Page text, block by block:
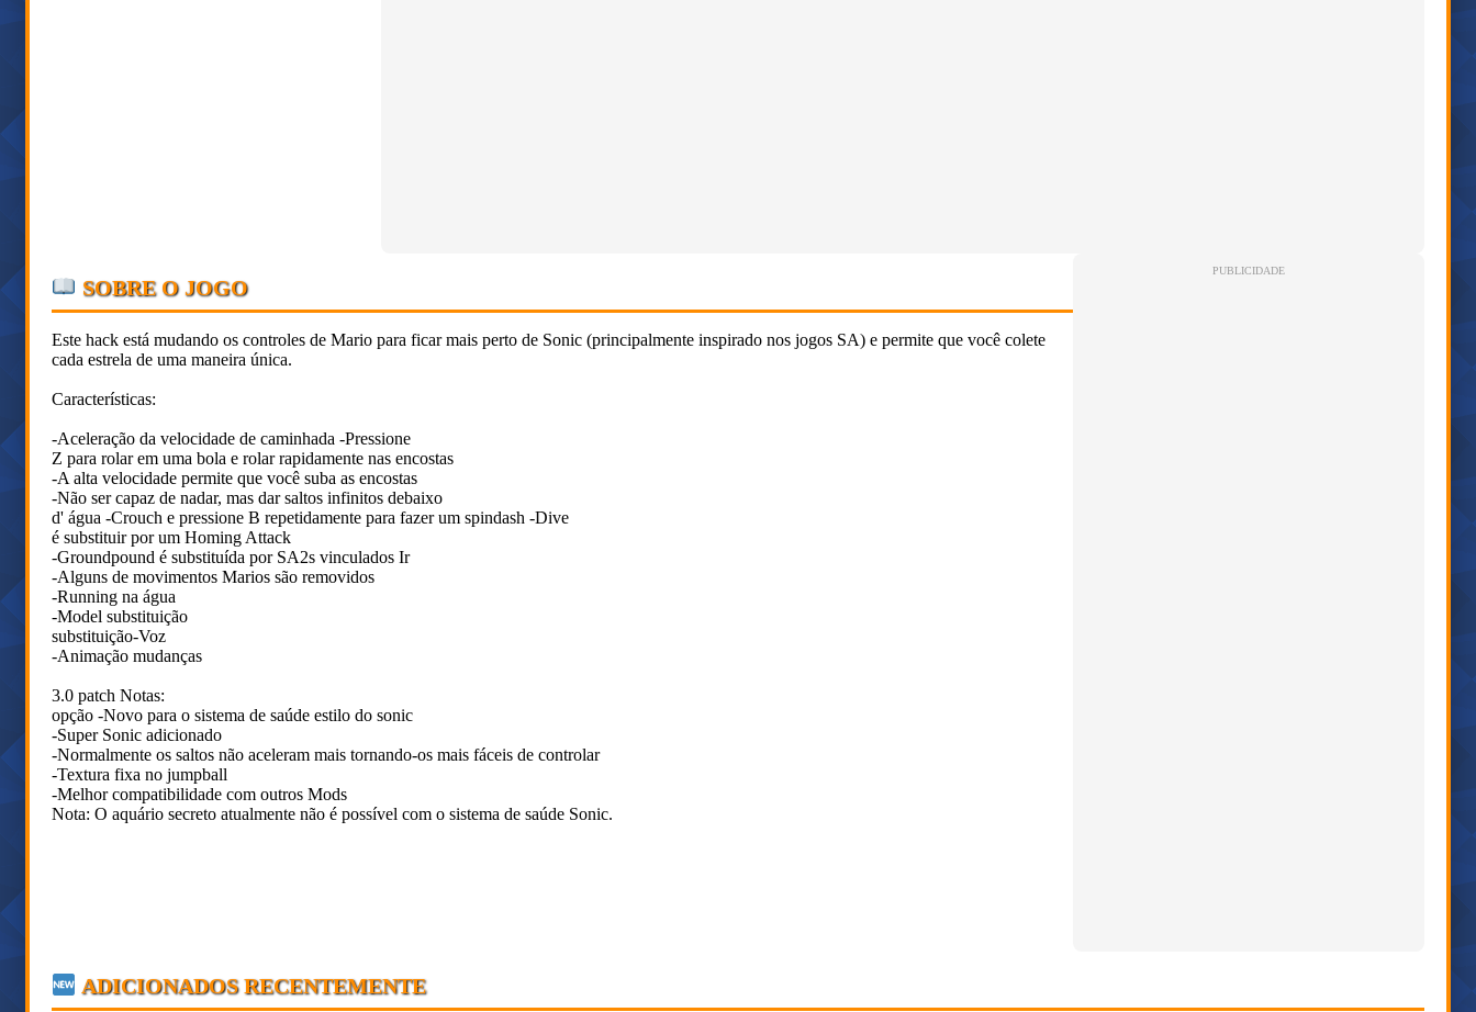
SOBRE O JOGO
Este hack está mudando os controles de Mario para ficar mais perto de Sonic (principalmente inspirado nos jogos SA) e permite que você colete
cada estrela de uma maneira única.
Características:
-Aceleração da velocidade de caminhada -Pressione
Z para rolar em uma bola e rolar rapidamente nas encostas
-A alta velocidade permite que você suba as encostas
-Não ser capaz de nadar, mas dar saltos infinitos debaixo
d' água -Crouch e pressione B repetidamente para fazer um spindash -Dive
é substituir por um Homing Attack
-Groundpound é substituída por SA2s vinculados Ir
-Alguns de movimentos Marios são removidos
-Running na água
-Model substituição
substituição-Voz
-Animação mudanças
3.0 patch Notas:
opção -Novo para o sistema de saúde estilo do sonic
-Super Sonic adicionado
-Normalmente os saltos não aceleram mais tornando-os mais fáceis de controlar
-Textura fixa no jumpball
-Melhor compatibilidade com outros Mods
Nota: O aquário secreto atualmente não é possível com o sistema de saúde Sonic.
PUBLICIDADE
ADICIONADOS RECENTEMENTE